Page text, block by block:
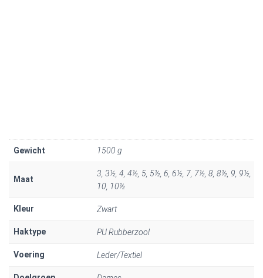
Gewicht 1500 g
Maat
3, 3½, 4, 4½, 5, 5½, 6, 6½, 7, 7½, 8, 8½, 9, 9½,
10, 10½
Kleur Zwart
Haktype PU Rubberzool
Voering Leder/Textiel